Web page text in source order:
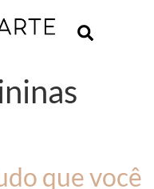
que você